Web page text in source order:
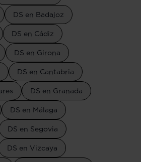
DS en Badajoz
DS en Cádiz
DS en Girona
DS en Cantabria
DS en Granada
DS en Málaga
DS en Segovia
DS en Vizcaya